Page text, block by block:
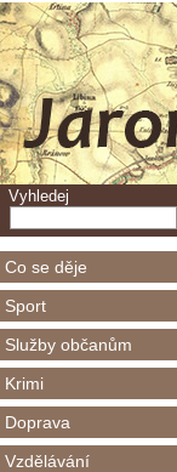
Vyhledej
Co se děje
Sport
Služby občanům
Krimi
Doprava
Vzdělávání